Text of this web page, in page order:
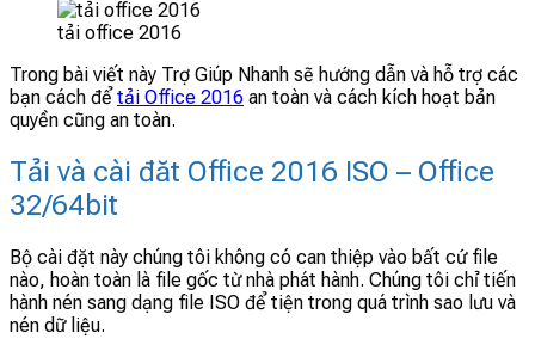
tải office 2016
Trong bài viết này Trợ Giúp Nhanh sẽ hướng dẫn và hỗ trợ các
bạn cách để tải Office 2016 an toàn và cách kích hoạt bản
quyền cũng an toàn.
Tải và cài đăt Office 2016 ISO – Office
32/64bit
Bộ cài đặt này chúng tôi không có can thiệp vào bất cứ file
nào, hoàn toàn là file gốc từ nhà phát hành. Chúng tôi chỉ tiến
hành nén sang dạng file ISO để tiện trong quá trình sao lưu và
nén dữ liệu.